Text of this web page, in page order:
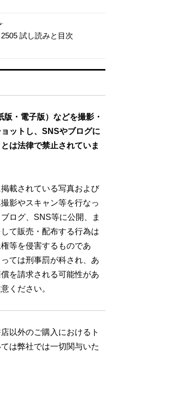
試し読みと目次
・電子版）などを撮影・
ットし、SNSやブログに
は法律で禁止されていま
載されている写真および
影やスキャン等を行なっ
ログ、SNS等に公開、ま
て販売・配布する行為は
等を侵害するものであ
ては刑事罰が科され、あ
を請求される可能性があ
ください。
以外のご購入におけるト
は弊社では一切関与いた